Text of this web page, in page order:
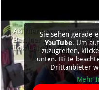
Sie sehen gerade
YouTube. Um
zuzugreifen,
unten. Bitte
Drittanbieter
Mehr